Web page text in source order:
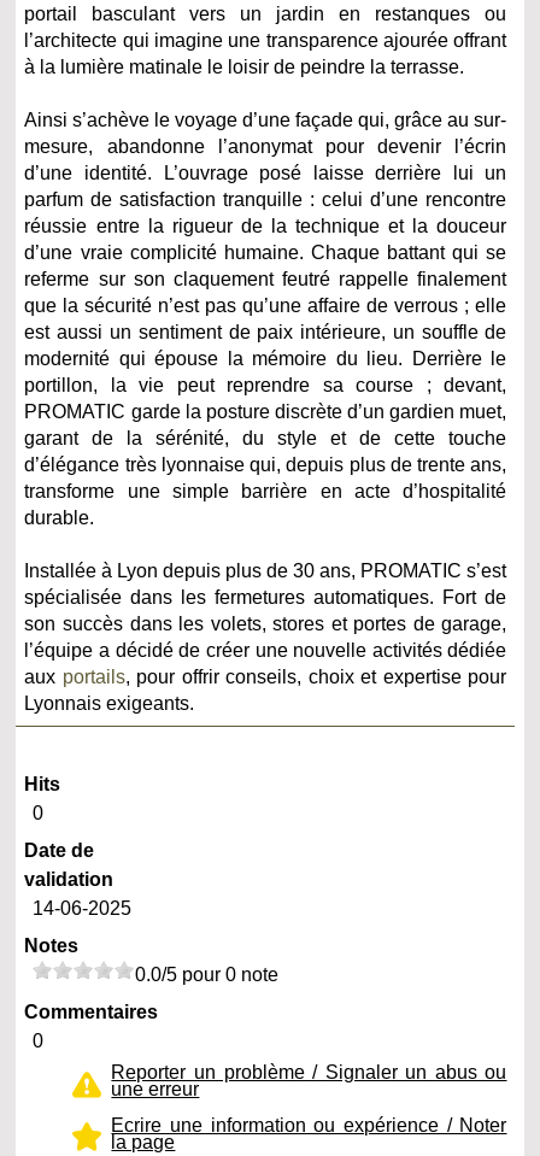
portail basculant vers un jardin en restanques ou
l’architecte qui imagine une transparence ajourée offrant
à la lumière matinale le loisir de peindre la terrasse.
Ainsi s’achève le voyage d’une façade qui, grâce au sur-
mesure, abandonne l’anonymat pour devenir l’écrin
d’une identité. L’ouvrage posé laisse derrière lui un
parfum de satisfaction tranquille : celui d’une rencontre
réussie entre la rigueur de la technique et la douceur
d’une vraie complicité humaine. Chaque battant qui se
referme sur son claquement feutré rappelle finalement
que la sécurité n’est pas qu’une affaire de verrous ; elle
est aussi un sentiment de paix intérieure, un souffle de
modernité qui épouse la mémoire du lieu. Derrière le
portillon, la vie peut reprendre sa course ; devant,
PROMATIC garde la posture discrète d’un gardien muet,
garant de la sérénité, du style et de cette touche
d’élégance très lyonnaise qui, depuis plus de trente ans,
transforme une simple barrière en acte d’hospitalité
durable.
Installée à Lyon depuis plus de 30 ans, PROMATIC s’est
spécialisée dans les fermetures automatiques. Fort de
son succès dans les volets, stores et portes de garage,
l’équipe a décidé de créer une nouvelle activités dédiée
aux portails, pour offrir conseils, choix et expertise pour
Lyonnais exigeants.
Hits
0
Date de
validation
14-06-2025
Notes
0.0/5 pour 0 note
Commentaires
0
Reporter un problème / Signaler un abus ou
une erreur
Ecrire une information ou expérience / Noter
la page